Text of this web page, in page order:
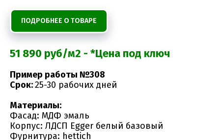
ПОДРОБНЕЕ О ТОВАРЕ
51 890 руб/м2 - *Цена под ключ
Пример работы №308
Срок:25-30 рабочих дней
Материалы:
Фасад: МДФ эмаль
Корпус: ЛДСП Egger белый базовый
Фурнитура: hettich